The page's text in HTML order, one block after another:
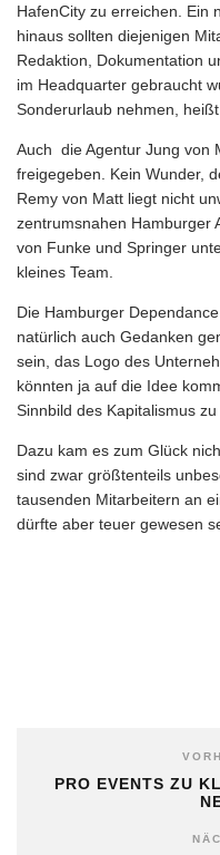
HafenCity zu erreichen. Ein
hinaus sollten diejenigen
Redaktion, Dokumentation
im Headquarter gebraucht
Sonderurlaub nehmen,
Auch die Agentur Jung von
freigegeben. Kein Wunder,
Remy von Matt liegt nicht
zentrumsnahen Hamburger
von Funke und Springer
kleines Team.
Die Hamburger
natürlich auch Gedanken
sein, das Logo des
könnten ja auf die Idee
Sinnbild des Kapitalismus zu
Dazu kam es zum Glück
sind zwar größtenteils
tausenden Mitarbeitern an
dürfte aber teuer gewesen
PRO EVENTS ZU